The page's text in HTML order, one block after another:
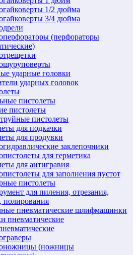
1/2 дюйма
3/4 дюйма
(перфораторы
ударные головки
ударных головок
пистолеты
пистолеты
пистолеты
для подкачки
для продувки
заклепочники
для герметика
для антигравия
для заполнения пустот
пистолеты
для пиления, отрезания,
пневматические шлифмашинки
пневматические
(ножницы